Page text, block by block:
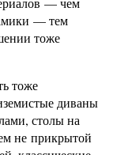
— тем
тоже
тоже
диваны
столы на
не прикрытой